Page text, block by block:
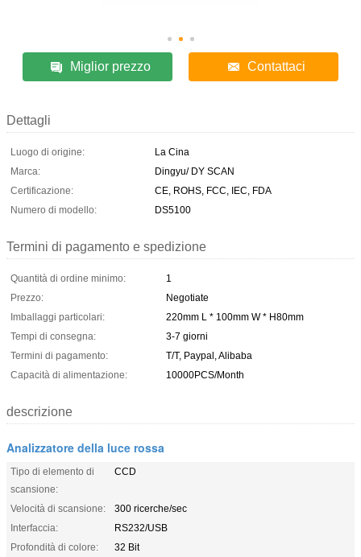
Miglior prezzo Contattaci
Dettagli
Luogo di origine:
La Cina
Marca:
Dingyu/ DY SCAN
Certificazione:
CE, ROHS, FCC, IEC, FDA
Numero di modello:
DS5100
Termini di pagamento e spedizione
Quantità di ordine minimo:
1
Prezzo:
Negotiate
Imballaggi particolari:
220mm L * 100mm W * H80mm
Tempi di consegna:
3-7 giorni
Termini di pagamento:
T/T, Paypal, Alibaba
Capacità di alimentazione:
10000PCS/Month
descrizione
Analizzatore della luce rossa
Tipo di elemento di
scansione:
CCD
Velocità di scansione:
300 ricerche/sec
Interfaccia:
RS232/USB
Profondità di colore:
32 Bit